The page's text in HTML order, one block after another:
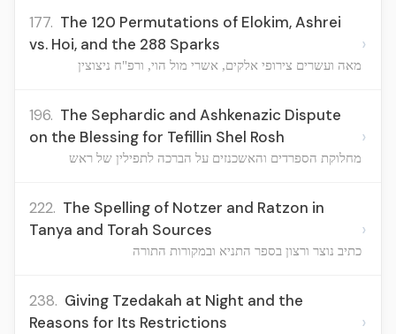
177. The 120 Permutations of Elokim, Ashrei
vs. Hoi, and the 288 Sparks
מאה ועשרים צירופי אלקים, אשרי מול הוי, ורפ"ח ניצוצין
›
196. The Sephardic and Ashkenazic Dispute
on the Blessing for Tefillin Shel Rosh
מחלוקת הספרדים והאשכנזים על הברכה לתפילין של ראש
›
222. The Spelling of Notzer and Ratzon in
Tanya and Torah Sources
כתיב נוצר ורצון בספר התניא ובמקורות התורה
›
238. Giving Tzedakah at Night and the
Reasons for Its Restrictions
›